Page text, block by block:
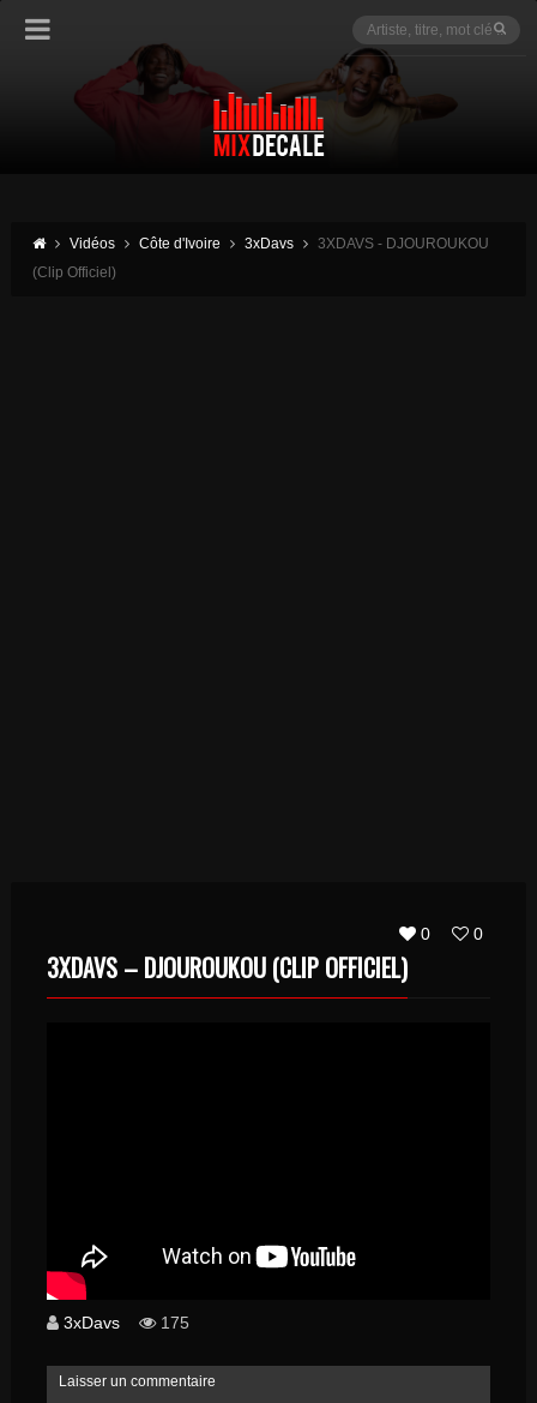
Vidéos Côte d'Ivoire 3xDavs
3XDAVS - DJOUROUKOU
(Clip Officiel)
0 0
3XDAVS – DJOUROUKOU (CLIP OFFICIEL)
3xDavs 175
Laisser un commentaire